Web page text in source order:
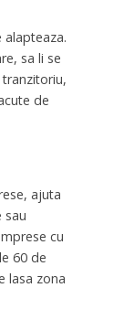
alapteaza.
sa li se
de
ajuta
sau
cu
60 de
lasa zona